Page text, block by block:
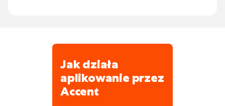
Jak działa
aplikowanie przez
Accent